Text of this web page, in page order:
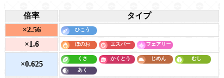
倍率
タイプ
×2.56
×1.6
×0.625